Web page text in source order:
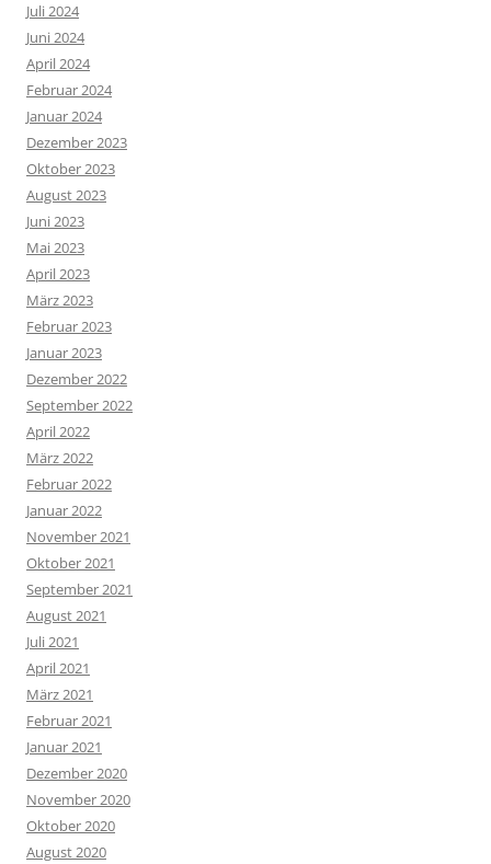
Juli 2024
Juni 2024
April 2024
Februar 2024
Januar 2024
Dezember 2023
Oktober 2023
August 2023
Juni 2023
Mai 2023
April 2023
März 2023
Februar 2023
Januar 2023
Dezember 2022
September 2022
April 2022
März 2022
Februar 2022
Januar 2022
November 2021
Oktober 2021
September 2021
August 2021
Juli 2021
April 2021
März 2021
Februar 2021
Januar 2021
Dezember 2020
November 2020
Oktober 2020
August 2020